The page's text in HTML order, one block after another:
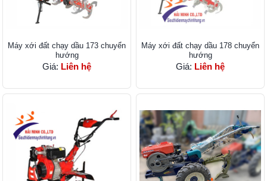
Máy xới đất chạy dầu 173 chuyển
hướng
Giá: Liên hệ
Máy xới đất chạy dầu 178 chuyển
hướng
Giá: Liên hệ